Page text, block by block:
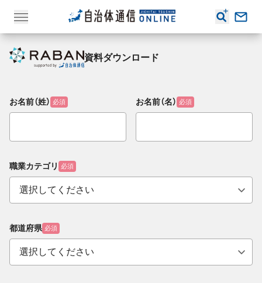
資料ダウンロード
お名前（姓） 必須 お名前（名） 必須
職業カテゴリ 必須
都道府県 必須